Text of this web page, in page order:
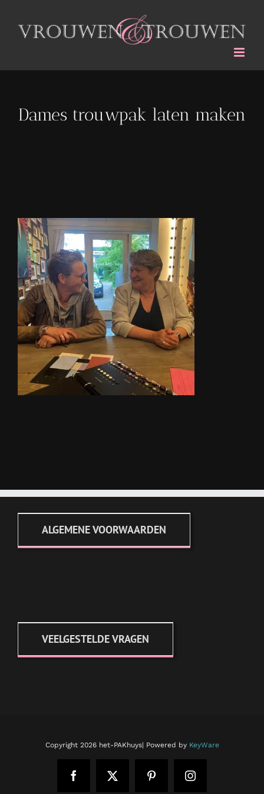
naar
inhoud
Dames trouwpak laten maken
ALGEMENE VOORWAARDEN
VEELGESTELDE VRAGEN
Copyright 2026 het-PAKhuys| Powered by KeyWare
FacebookX PinterestInstagram